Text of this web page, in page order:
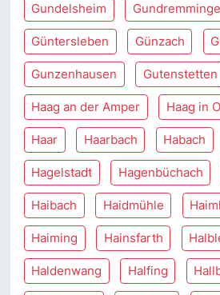
Gundelsheim
Güntersleben Günzach
Gunzenhausen Gutenstetten
Haag an der Amper Haag in
Haar Haarbach Habach
Hagelstadt Hagenbüchach
Haibach Haidmühle
Haiming Hainsfarth
Haldenwang Halfing